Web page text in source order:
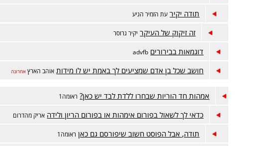
תודה יקיר עת הזמיר הגיע
זה זיקוק של העיקר יקיר גרוסר
דוגמאות בבירורים advfb
חושב שכל בן אדם שמציעים לך באמת יש לו מידות אוהב הארץ אחרונה
אמהות חד הוריות שבחרו ללדת לבד יש כאן? ראומה1
כדאי לך לשאול בפורום אימהות או בפורום הריון ולידה אריק מהדרום
תודה, אבל הפוסט חשוב שיפורסם גם כאן ראומה1